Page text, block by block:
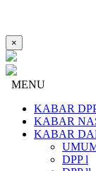
×
MENU
KABAR
KABAR
KABAR
DPP l